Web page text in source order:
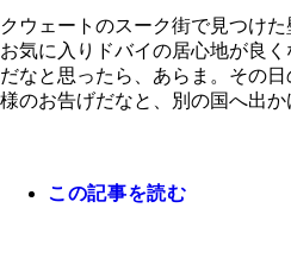
クウェート
行きバスがあるのは
／２や１／４と書かれ
に用事のある人だけの
かけた男たち
並んでいる
クウェートのスーク街で見つけ
お気に入りドバイの居心地が良
だなと思ったら、あらま。その
様のお告げだなと、別の国へ出か
この記事を読む